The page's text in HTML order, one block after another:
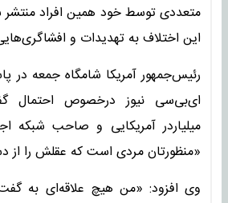
متعددی توسط خود همین افراد
این اختلاف به تهدیدات و
رئیس‌جمهور آمریکا شامگاه جمعه در
ای‌بی‌سی نیوز درخصوص احتمال
میلیاردر آمریکایی و صاحب شبکه
«منظورتان مردی است که عقلش را از
وی افزود: «من هیچ علاقه‌ای به